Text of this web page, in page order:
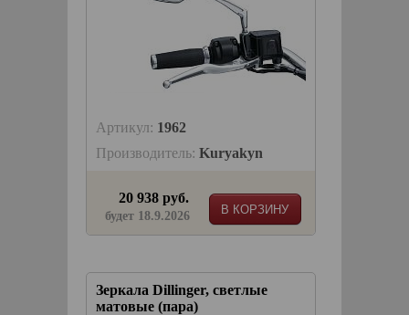
Артикул: 1962
Производитель: Kuryakyn
В КОРЗИНУ
20 938 руб.
будет 18.9.2026
Зеркала Dillinger, светлые
матовые (пара)